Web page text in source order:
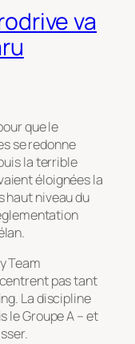
va
que le
se redonne
la terrible
éloignées la
haut niveau du
Team
pas tant
La discipline
le Groupe A – et